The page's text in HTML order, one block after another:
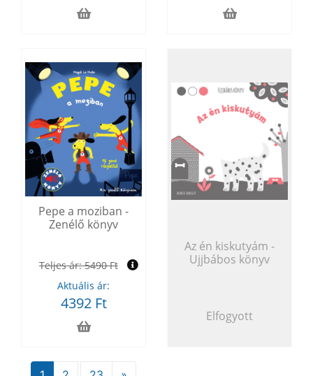
Pepe a moziban -
Zenélő könyv
Teljes ár:5490 Ft
Aktuális ár:
4392 Ft
Az én kiskutyám -
Ujjbábos könyv
Elfogyott